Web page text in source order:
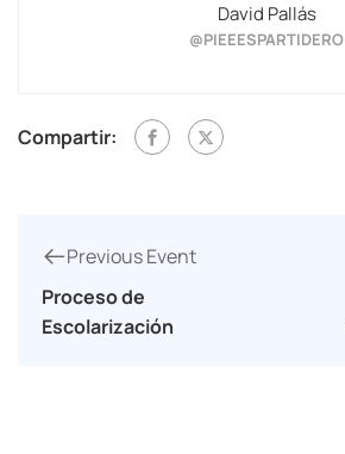
David Pallás
@PIEEESPARTIDERO
Compartir:
Previous Event
Proceso de
Escolarización